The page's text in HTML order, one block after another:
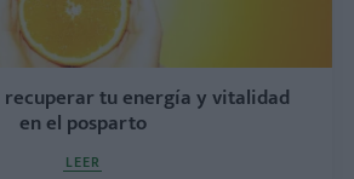
recuperar tu energía y vitalidad
en el posparto
LEER